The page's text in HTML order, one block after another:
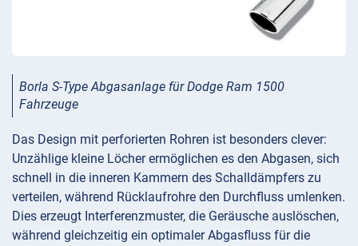
Borla S-Type Abgasanlage für Dodge Ram 1500
Fahrzeuge
Das Design mit perforierten Rohren ist besonders clever:
Unzählige kleine Löcher ermöglichen es den Abgasen, sich
schnell in die inneren Kammern des Schalldämpfers zu
verteilen, während Rücklaufrohre den Durchfluss umlenken.
Dies erzeugt Interferenzmuster, die Geräusche auslöschen,
während gleichzeitig ein optimaler Abgasfluss für die